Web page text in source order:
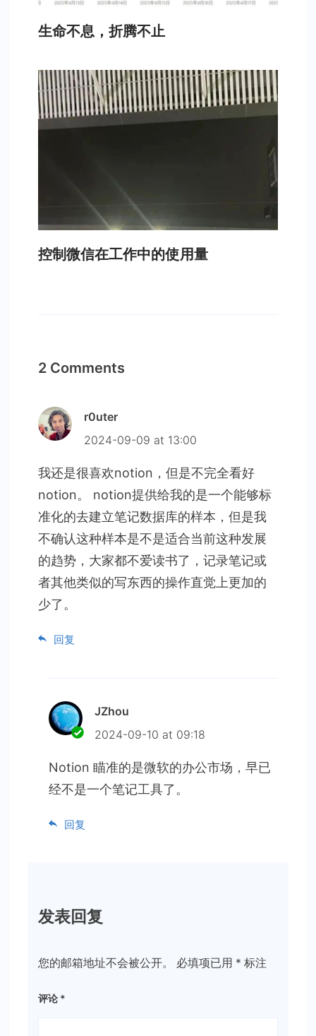
生命不息，折腾不止
控制微信在工作中的使用量
2 Comments
r0uter
2024-09-09 at 13:00
我还是很喜欢notion，但是不完全看好
notion。 notion提供给我的是一个能够标
准化的去建立笔记数据库的样本，但是我
不确认这种样本是不是适合当前这种发展
的趋势，大家都不爱读书了，记录笔记或
者其他类似的写东西的操作直觉上更加的
少了。
回复
JZhou
2024-09-10 at 09:18
Notion 瞄准的是微软的办公市场，早已
经不是一个笔记工具了。
回复
发表回复
您的邮箱地址不会被公开。 必填项已用 * 标注
评论 *